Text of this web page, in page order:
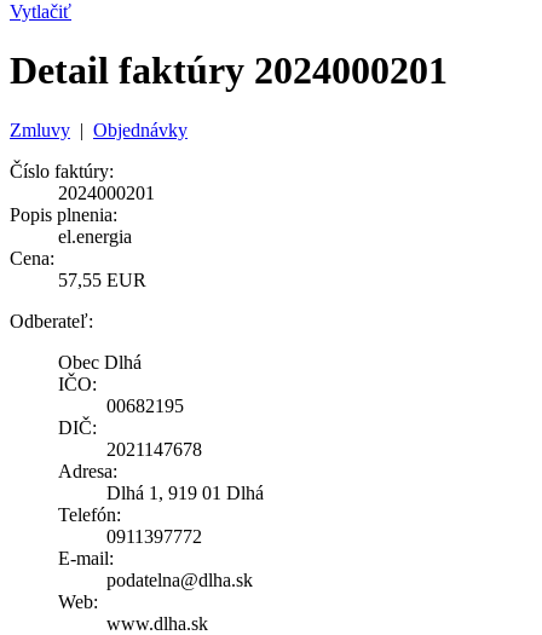
Vytlačiť
Detail faktúry 2024000201
Zmluvy | Objednávky
Číslo faktúry:
2024000201
Popis plnenia:
el.energia
Cena:
57,55 EUR
Odberateľ:
Obec Dlhá
IČO:
00682195
DIČ:
2021147678
Adresa:
Dlhá 1, 919 01 Dlhá
Telefón:
0911397772
E-mail:
podatelna@dlha.sk
Web:
www.dlha.sk